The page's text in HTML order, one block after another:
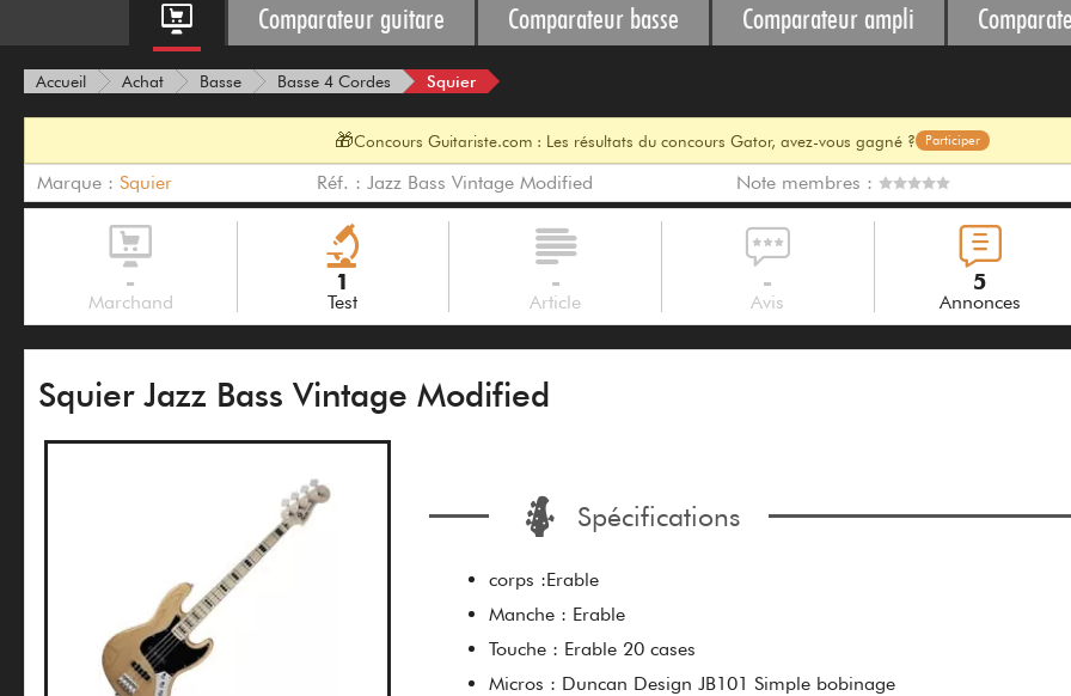
Comparateur guitare Comparateur basse Comparateur ampli
Accueil Achat Basse Basse 4 Cordes Squier
🎁Concours Guitariste.com : Les résultats du concours Gator, avez-vous gagné ? Participer
Marque : Squier Réf. : Jazz Bass Vintage Modified Note membres :
-
Marchand
1
Test
-
Article
-
Avis
5
Annonces
Squier Jazz Bass Vintage Modified
Spécifications
corps :Erable
Manche : Erable
Touche : Erable 20 cases
Micros : Duncan Design JB101 Simple bobinage